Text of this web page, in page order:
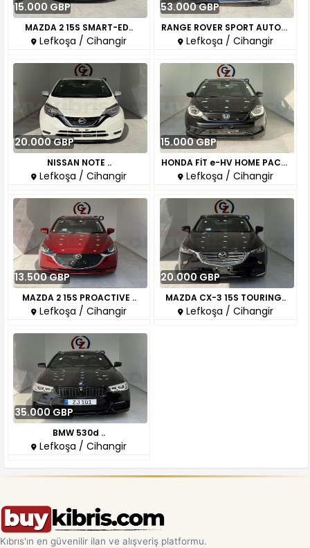
15.000 GBP
MAZDA 2 15S SMART-ED..
Lefkoşa / Cihangir
53.000 GBP
RANGE ROVER SPORT AUTOBIOGRAPH..
Lefkoşa / Cihangir
20.000 GBP
NISSAN NOTE ..
Lefkoşa / Cihangir
15.000 GBP
HONDA FİT e-HV HOME PACK..
Lefkoşa / Cihangir
13.500 GBP
MAZDA 2 15S PROACTIVE ..
Lefkoşa / Cihangir
20.000 GBP
MAZDA CX-3 15S TOURING..
Lefkoşa / Cihangir
35.000 GBP
BMW 530d ..
Lefkoşa / Cihangir
Kıbrıs'ın en güvenilir ilan ve alışveriş platformu.